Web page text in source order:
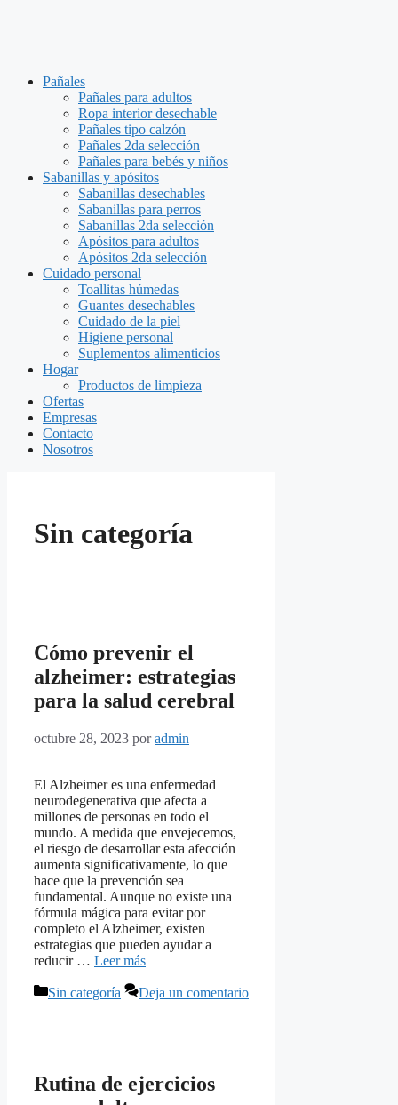
Pañales
Pañales para adultos
Ropa interior desechable
Pañales tipo calzón
Pañales 2da selección
Pañales para bebés y niños
Sabanillas y apósitos
Sabanillas desechables
Sabanillas para perros
Sabanillas 2da selección
Apósitos para adultos
Apósitos 2da selección
Cuidado personal
Toallitas húmedas
Guantes desechables
Cuidado de la piel
Higiene personal
Suplementos alimenticios
Hogar
Productos de limpieza
Ofertas
Empresas
Contacto
Nosotros
Sin categoría
Cómo prevenir el
alzheimer: estrategias
para la salud cerebral
octubre 28, 2023 poradmin
El Alzheimer es una enfermedad
neurodegenerativa que afecta a
millones de personas en todo el
mundo. A medida que envejecemos,
el riesgo de desarrollar esta afección
aumenta significativamente, lo que
hace que la prevención sea
fundamental. Aunque no existe una
fórmula mágica para evitar por
completo el Alzheimer, existen
estrategias que pueden ayudar a
reducir … Leer más
Categorías
Sin categoría Deja un comentario
Rutina de ejercicios